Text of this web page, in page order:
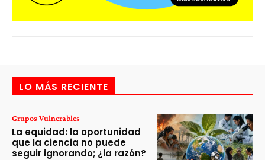
LO MÁS RECIENTE
Grupos Vulnerables
La equidad: la oportunidad
que la ciencia no puede
seguir ignorando; ¿la razón?